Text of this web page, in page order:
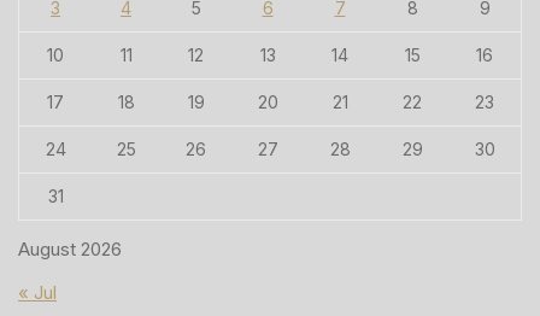
August 2026
3 4 5 6 7 8 9
10 11 12 13 14 15 16
17 18 19 20 21 22 23
24 25 26 27 28 29 30
31
« Jul